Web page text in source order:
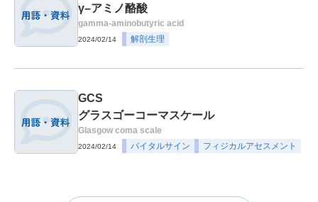
γ–アミノ酪酸
gamma-aminobutyric acid
2024/02/14 解剖生理
GCS
グラスゴーコーマスケール
Glasgow coma scale
2024/02/14 バイタルサイン フィジカルアセスメント